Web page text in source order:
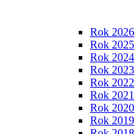
Rok 2026
Rok 2025
Rok 2024
Rok 2023
Rok 2022
Rok 2021
Rok 2020
Rok 2019